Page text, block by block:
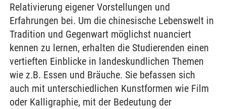
Relativierung eigener Vorstellungen und
Erfahrungen bei. Um die chinesische Lebenswelt in
Tradition und Gegenwart möglichst nuanciert
kennen zu lernen, erhalten die Studierenden einen
vertieften Einblicke in landeskundlichen Themen
wie z.B. Essen und Bräuche. Sie befassen sich
auch mit unterschiedlichen Kunstformen wie Film
oder Kalligraphie, mit der Bedeutung der